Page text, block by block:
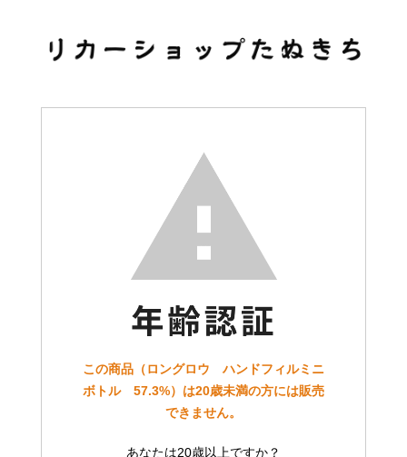
この商品（ロングロウ ハンドフィルミニ
ボトル 57.3%）は20歳未満の方には販売
できません。
あなたは20歳以上ですか？